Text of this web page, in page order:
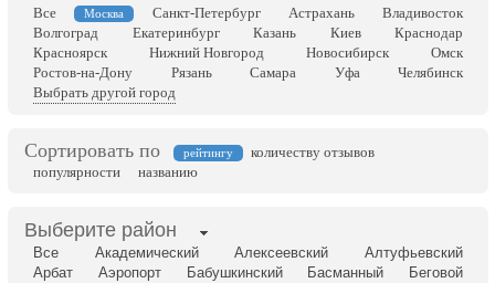
Все Москва Санкт-Петербург Астрахань
Владивосток
Волгоград
Екатеринбург Казань Киев
Краснодар
Красноярск
Нижний Новгород Новосибирск
Омск
Ростов-на-Дону
Рязань Самара Уфа
Челябинск
Выбрать другой город
Сортировать по рейтингу
количеству отзывов
популярности
названию
Выберите район
Все Академический Алексеевский
Алтуфьевский
Арбат
Аэропорт Бабушкинский Басманный
Беговой